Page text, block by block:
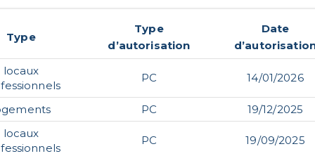
Type
Type
d’autorisation
Date
locaux
PC 14/01/2026
PC
19/12/2025
locaux
PC 19/09/2025